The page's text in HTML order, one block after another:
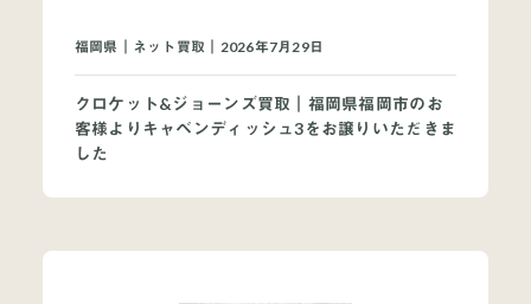
福岡県｜ネット買取｜2026年7月29日
クロケット&ジョーンズ買取｜福岡県福岡市のお
客様よりキャベンディッシュ3をお譲りいただきま
した